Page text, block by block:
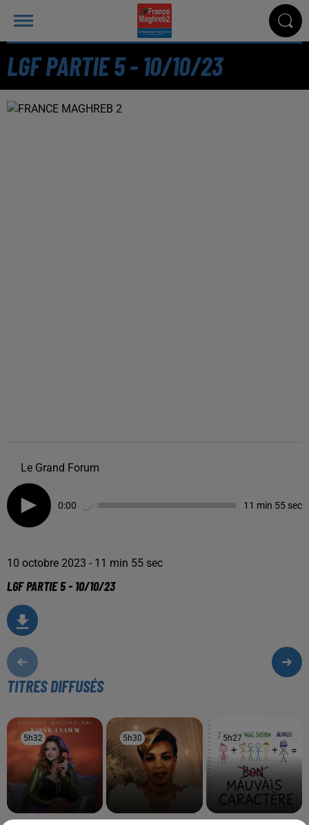
LGF PARTIE 5 - 10/10/23
Le Grand Forum
0:00 11 min 55 sec
10 octobre 2023 - 11 min 55 sec
LGF PARTIE 5 - 10/10/23
TITRES DIFFUSÉS
5h32
5h32 5h30
5h30 5h27
5h27